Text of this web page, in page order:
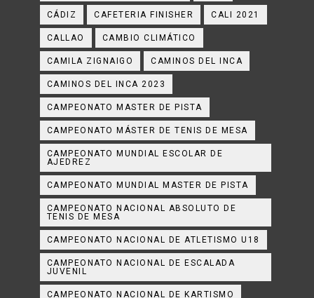
CÁDIZ CAFETERIA FINISHER CALI 2021
CALLAO CAMBIO CLIMÁTICO
CAMILA ZIGNAIGO CAMINOS DEL INCA
CAMINOS DEL INCA 2023
CAMPEONATO MASTER DE PISTA
CAMPEONATO MÁSTER DE TENIS DE MESA
CAMPEONATO MUNDIAL ESCOLAR DE
AJEDREZ
CAMPEONATO MUNDIAL MASTER DE PISTA
CAMPEONATO NACIONAL ABSOLUTO DE
TENIS DE MESA
CAMPEONATO NACIONAL DE ATLETISMO U18
CAMPEONATO NACIONAL DE ESCALADA
JUVENIL
CAMPEONATO NACIONAL DE KARTISMO